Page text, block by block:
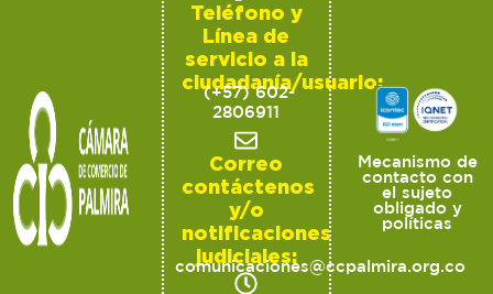
Teléfono y
Línea de
servicio a la
ciudadanía/usuario:
(+57) 602-
2806911
Correo
contáctenos
y/o
notificaciones
judiciales:
comunicaciones@ccpalmira.org.co
Mecanismo de
contacto con
el sujeto
obligado y
políticas